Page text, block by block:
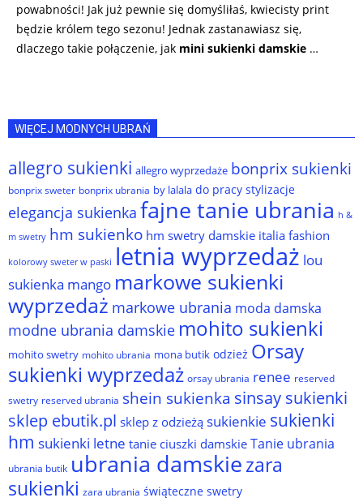
powabności! Jak już pewnie się domyśliłaś, kwiecisty print
będzie królem tego sezonu! Jednak zastanawiasz się,
dlaczego takie połączenie, jak mini sukienki damskie …
WIĘCEJ MODNYCH UBRAŃ
allegro sukienki allegro wyprzedaże bonprix sukienki
bonprix sweter bonprix ubrania by lalala do pracy stylizacje
elegancja sukienka fajne tanie ubrania h &
m swetry hm sukienko hm swetry damskie italia fashion
kolorowy sweter w paski letnia wyprzedaż lou
sukienka mango markowe sukienki
wyprzedaż markowe ubrania moda damska
modne ubrania damskie mohito sukienki
mohito swetry mohito ubrania mona butik odzież Orsay
sukienki wyprzedaż orsay ubrania renee reserved
swetry reserved ubrania shein sukienka sinsay sukienki
sklep ebutik.pl sklep z odzieżą sukienkie sukienki
hm sukienki letne tanie ciuszki damskie Tanie ubrania
ubrania butik ubrania damskiezara
sukienki zara ubrania świąteczne swetry